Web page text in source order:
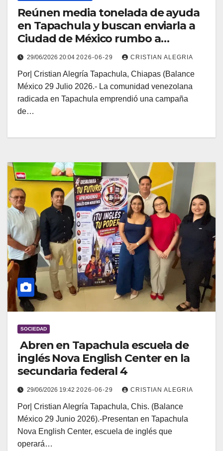
Reúnen media tonelada de ayuda
en Tapachula y buscan enviarla a
Ciudad de México rumbo a
Venezuela
29/06/2026 20:04 2026-06-29 CRISTIAN ALEGRIA
Por| Cristian Alegría Tapachula, Chiapas (Balance
México 29 Julio 2026.- La comunidad venezolana
radicada en Tapachula emprendió una campaña
de…
SOCIEDAD
Abren en Tapachula escuela de
inglés Nova English Center en la
secundaria federal 4
29/06/2026 19:42 2026-06-29 CRISTIAN ALEGRIA
Por| Cristian Alegría Tapachula, Chis. (Balance
México 29 Junio 2026).-Presentan en Tapachula
Nova English Center, escuela de inglés que
operará…